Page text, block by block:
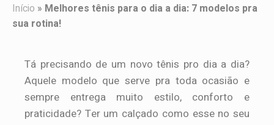
Início » Melhores tênis para o dia a dia: 7 modelos pra
sua rotina!
Tá precisando de um novo tênis pro dia a dia?
Aquele modelo que serve pra toda ocasião e
sempre entrega muito estilo, conforto e
praticidade? Ter um calçado como esse no seu